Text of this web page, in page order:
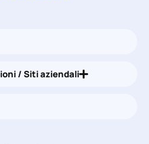
/ Siti aziendali